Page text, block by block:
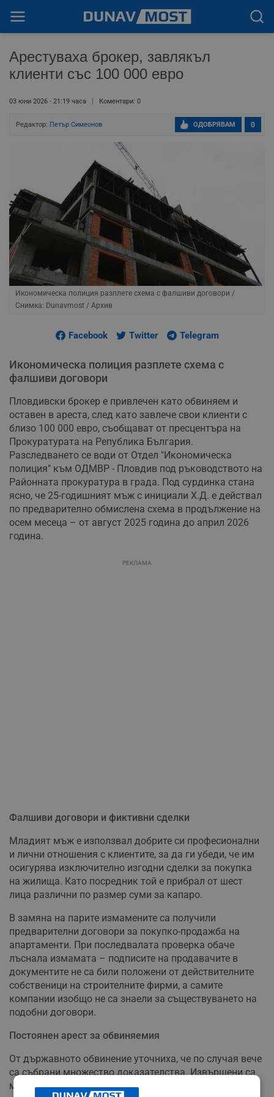
Арестуваха брокер, завлякъл
клиенти със 100 000 евро
03 юни 2026 - 21:19 часа Коментари: 0
Редактор: Петър Симеонов 0
ОДОБРЯВАМ
Икономическа полиция разплете схема с фалшиви договори /
Снимка: Dunavmost / Архив
Facebook Twitter Telegram
Икономическа полиция разплете схема с
фалшиви договори
Пловдивски брокер е привлечен като обвиняем и
оставен в ареста, след като завлече свои клиенти с
близо 100 000 евро, съобщават от пресцентъра на
Прокуратурата на Република България.
Разследването се води от Отдел "Икономическа
полиция" към ОДМВР - Пловдив под ръководството на
Районната прокуратура в града. Под сурдинка стана
ясно, че 25-годишният мъж с инициали Х.Д. е действал
по предварително обмислена схема в продължение на
осем месеца – от август 2025 година до април 2026
година.
РЕКЛАМА
Фалшиви договори и фиктивни сделки
Младият мъж е използвал добрите си професионални
и лични отношения с клиентите, за да ги убеди, че им
осигурява изключително изгодни сделки за покупка
на жилища. Като посредник той е прибрал от шест
лица различни по размер суми за капаро.
В замяна на парите измамените са получили
предварителни договори за покупко-продажба на
апартаменти. При последвалата проверка обаче
лъснала измамата – подписите на продавачите в
документите не са били положени от действителните
собственици на строителните фирми, а самите
компании изобщо не са знаели за съществуването на
подобни договори.
Постоянен арест за обвиняемия
От държавното обвинение уточниха, че по случая вече
са събрани множество доказателства. Извършени са
мащабни претърсвания, огледи на иззети веществени